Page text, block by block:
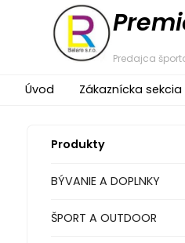
Predajca
Úvod Zákaznícka
Produkty
BÝVANIE A DOPLNKY
ŠPORT A OUTDOOR